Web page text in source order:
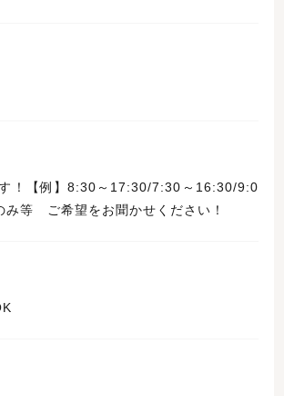
！【例】8:30～17:30/7:30～16:30/9:0
み等 ご希望をお聞かせください！